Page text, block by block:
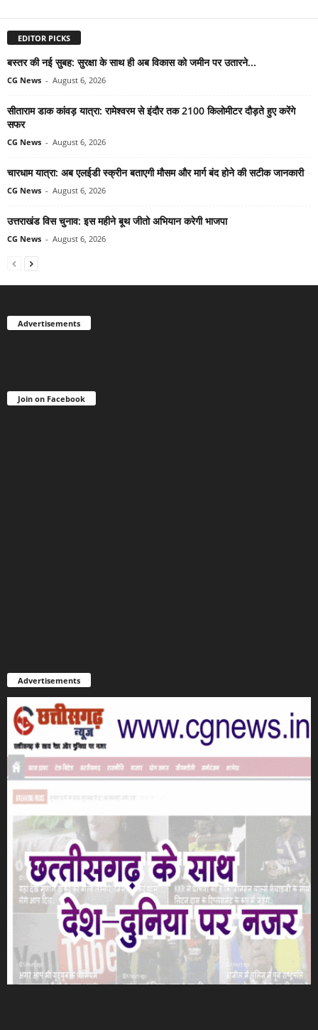
EDITOR PICKS
बस्तर की नई सुबह: सुरक्षा के साथ ही अब विकास को जमीन पर उतारने...
CG News - August 6, 2026
सीताराम डाक कांवड़ यात्रा: रामेश्वरम से इंदौर तक 2100 किलोमीटर दौड़ते हुए करेंगे
सफर
CG News - August 6, 2026
चारधाम यात्रा: अब एलईडी स्क्रीन बताएगी मौसम और मार्ग बंद होने की सटीक जानकारी
CG News - August 6, 2026
उत्तराखंड विस चुनाव: इस महीने बूथ जीतो अभियान करेगी भाजपा
CG News - August 6, 2026
Advertisements
Join on Facebook
Advertisements